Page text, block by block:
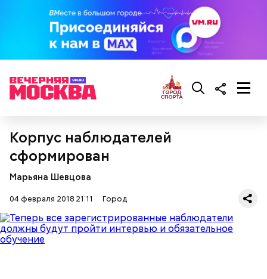
Корпус наблюдателей
сформирован
Марьяна Шевцова
04 февраля 2018 21:11 Город